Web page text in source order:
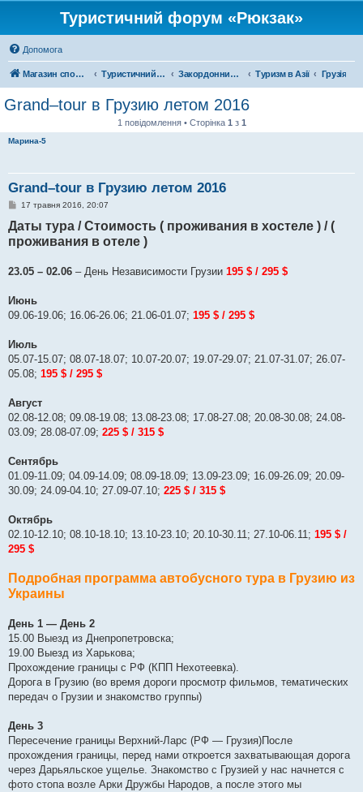
Туристичний форум «Рюкзак»
Допомога
Магазин спорядження Туристичний форум «Рюкзак» Закордонний туризм Туризм в Азії Грузія
Grand–tour в Грузию летом 2016
1 повідомлення • Сторінка 1 з 1
Марина-5
Grand–tour в Грузию летом 2016
П
в
і
д
л
н
я
17 травня 2016, 20:07
Даты тура / Стоимость ( проживания в хостеле ) / (
проживания в отеле )
23.05 – 02.06 – День Независимости Грузии 195 $ / 295 $
Июнь
09.06-19.06; 16.06-26.06; 21.06-01.07; 195 $ / 295 $
Июль
05.07-15.07; 08.07-18.07; 10.07-20.07; 19.07-29.07; 21.07-31.07; 26.07-
05.08; 195 $ / 295 $
Август
02.08-12.08; 09.08-19.08; 13.08-23.08; 17.08-27.08; 20.08-30.08; 24.08-
03.09; 28.08-07.09; 225 $ / 315 $
Сентябрь
01.09-11.09; 04.09-14.09; 08.09-18.09; 13.09-23.09; 16.09-26.09; 20.09-
30.09; 24.09-04.10; 27.09-07.10; 225 $ / 315 $
Октябрь
02.10-12.10; 08.10-18.10; 13.10-23.10; 20.10-30.11; 27.10-06.11; 195 $ /
295 $
Подробная программа автобусного тура в Грузию из
Украины
День 1 — День 2
15.00 Выезд из Днепропетровска;
19.00 Выезд из Харькова;
Прохождение границы с РФ (КПП Нехотеевка).
Дорога в Грузию (во время дороги просмотр фильмов, тематических
передач о Грузии и знакомство группы)
День 3
Пересечение границы Верхний-Ларс (РФ — Грузия)После
прохождения границы, перед нами откроется захватывающая дорога
через Дарьяльское ущелье. Знакомство с Грузией у нас начнется с
фото стопа возле Арки Дружбы Народов, а после этого мы